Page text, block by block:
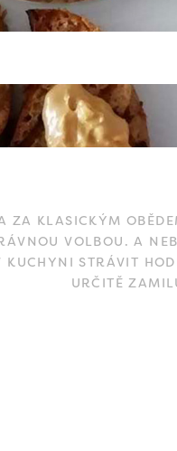
ZA KLASICKÝM
VOLBOU. A
KUCHYNI STRÁVIT
URČITĚ